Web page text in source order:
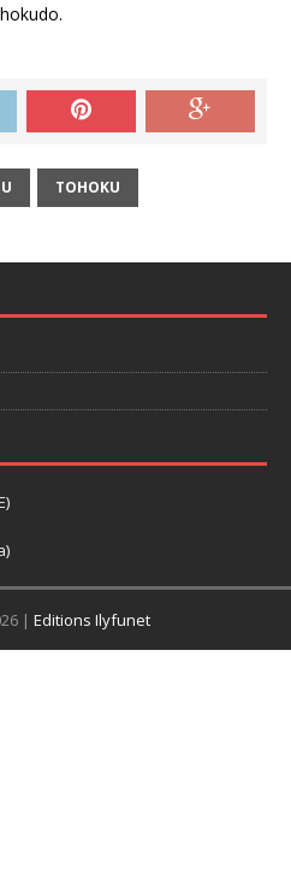
TOHOKU
| Editions Ilyfunet